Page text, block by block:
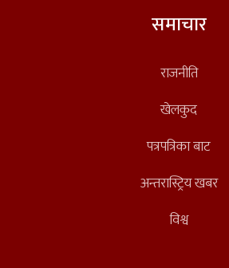
समाचार
राजनीति
खेलकुद
पत्रपत्रिका बाट
अन्तरास्ट्रिय खबर
विश्व